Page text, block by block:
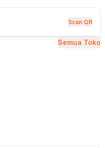
Scan QR
Semua Toko